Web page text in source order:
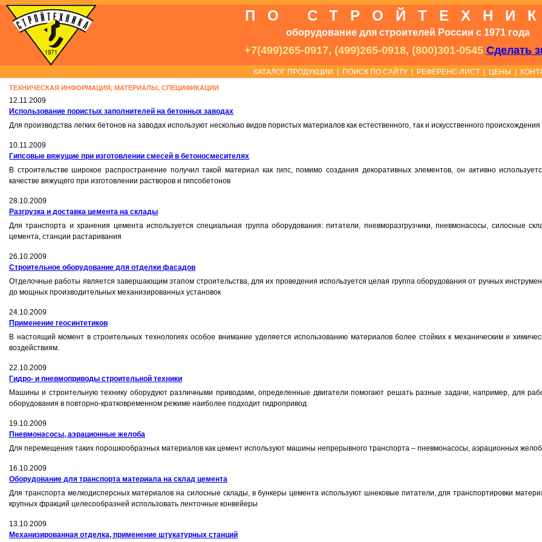
ПО
оборудование для строителей России с 1971 года
+7(499)265-0917, (499)265-0918, (800)301-0545 Сделать
КАТАЛОГ ПРОДУКЦИИ ПОИСК ПО САЙТУ РЕФЕРЕНС-ЛИСТ ЦЕНЫ
ТЕХНИЧЕСКАЯ ИНФОРМАЦИЯ, МАТЕРИАЛЫ, СПЕЦИФИКАЦИИ
12.11.2009
Использование пористых заполнителей на бетонных заводах
Для производства легких бетонов на заводах используют несколько видов пористых материалов как естественного, так и искусственного происхождения
10.11.2009
Гипсовые вяжущие при изготовлении смесей в бетоносмесителях
В строительстве широкое распространение получил такой материал как гипс, помимо создания декоративных элементов, он активно
качестве вяжущего при изготовлении растворов и гипсобетонов
28.10.2009
Разгрузка и доставка цемента на склады
Для транспорта и хранения цемента используется специальная группа оборудования: питатели, пневморазгрузчики, пневмонасосы, силосные
цемента, станции растаривания
26.10.2009
Строительное оборудование для отделки фасадов
Отделочные работы является завершающим этапом строительства, для их проведения используется целая группа оборудования от ручных
до мощных производительных механизированных установок
24.10.2009
Применение геосинтетиков
В настоящий момент в строительных технологиях особое внимание уделяется использованию материалов более стойких к механическим и
воздействиям.
22.10.2009
Гидро- и пневмоприводы строительной техники
Машины и строительную технику оборудуют различными приводами, определенные двигатели помогают решать разные задачи, например, для
оборудования в повторно-кратковременном режиме наиболее подходит гидропривод
19.10.2009
Пневмонасосы, аэрационные желоба
Для перемещения таких порошкообразных материалов как цемент используют машины непрерывного транспорта – пневмонасосы, аэрационных
16.10.2009
Оборудование для транспорта материала на склад цемента
Для транспорта мелкодисперсных материалов на силосные склады, в бункеры цемента используют шнековые питатели, для транспортировки
крупных фракций целесообразней использовать ленточные конвейеры
13.10.2009
Механизированная отделка, применение штукатурных станций